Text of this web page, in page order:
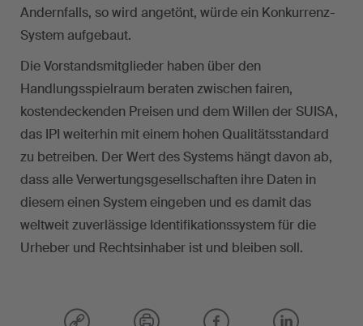
Andernfalls, so wird angetönt, würde ein Konkurrenz-
System aufgebaut.
Die Vorstandsmitglieder haben über den
Handlungsspielraum beraten zwischen fairen,
kostendeckenden Preisen und dem Willen der SUISA,
das IPI weiterhin mit einem hohen Qualitätsstandard
zu betreiben. Der Wert des Systems hängt davon ab,
dass alle Verwertungsgesellschaften ihre Daten in
diesem einen System eingeben und es damit das
weltweit zuverlässige Identifikationssystem für die
Urheber und Rechtsinhaber ist und bleiben soll.